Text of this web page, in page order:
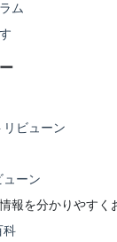
ム
ビューン
ューン
報を分かりやすく
科